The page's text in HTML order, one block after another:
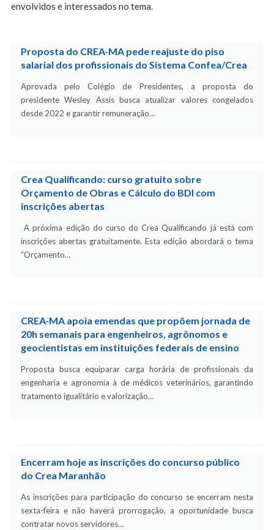
envolvidos e interessados no tema.
Proposta do CREA-MA pede reajuste do piso
salarial dos profissionais do Sistema Confea/Crea
Aprovada pelo Colégio de Presidentes, a proposta do
presidente Wesley Assis busca atualizar valores congelados
desde 2022 e garantir remuneração…
Crea Qualificando: curso gratuito sobre
Orçamento de Obras e Cálculo do BDI com
inscrições abertas
A próxima edição do curso do Crea Qualificando já está com
inscrições abertas gratuitamente. Esta edição abordará o tema
“Orçamento…
CREA-MA apoia emendas que propõem jornada de
20h semanais para engenheiros, agrônomos e
geocientistas em instituições federais de ensino
Proposta busca equiparar carga horária de profissionais da
engenharia e agronomia à de médicos veterinários, garantindo
tratamento igualitário e valorização…
Encerram hoje as inscrições do concurso público
do Crea Maranhão
As inscrições para participação do concurso se encerram nesta
sexta-feira e não haverá prorrogação, a oportunidade busca
contratar novos servidores…